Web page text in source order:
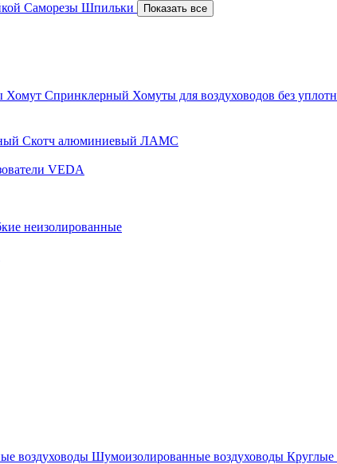
Саморезы Шпильки Показать все
Хомут Спринклерный Хомуты для воздуховодов без
Скотч алюминиевый ЛАМС
VEDA
неизолированные
воздуховоды Шумоизолированные воздуховоды Круглые